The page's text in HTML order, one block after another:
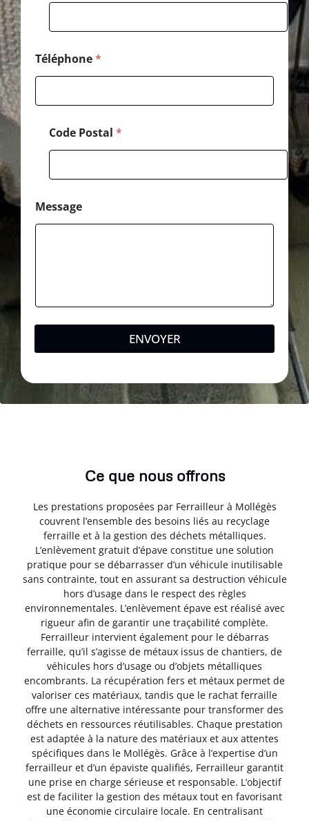
Téléphone*
Code Postal *
d
e
Message
ENVOYER
Ce que nous offrons
Les prestations proposées par Ferrailleur à Mollégès
couvrent l’ensemble des besoins liés au recyclage
ferraille et à la gestion des déchets métalliques.
L’enlèvement gratuit d’épave constitue une solution
pratique pour se débarrasser d’un véhicule inutilisable
sans contrainte, tout en assurant sa destruction véhicule
hors d’usage dans le respect des règles
environnementales. L’enlèvement épave est réalisé avec
rigueur afin de garantir une traçabilité complète.
Ferrailleur intervient également pour le débarras
ferraille, qu’il s’agisse de métaux issus de chantiers, de
véhicules hors d’usage ou d’objets métalliques
encombrants. La récupération fers et métaux permet de
valoriser ces matériaux, tandis que le rachat ferraille
offre une alternative intéressante pour transformer des
déchets en ressources réutilisables. Chaque prestation
est adaptée à la nature des matériaux et aux attentes
spécifiques dans le Mollégès. Grâce à l’expertise d’un
ferrailleur et d’un épaviste qualifiés, Ferrailleur garantit
une prise en charge sérieuse et responsable. L’objectif
est de faciliter la gestion des métaux tout en favorisant
une économie circulaire locale. En centralisant